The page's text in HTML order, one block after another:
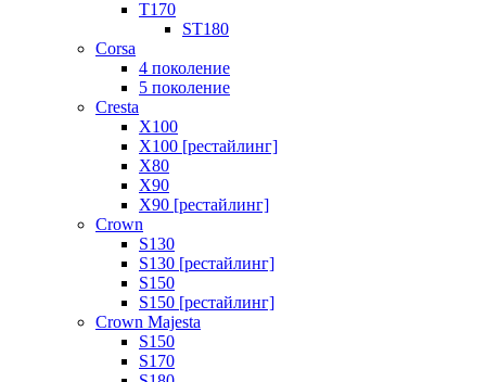
T170
ST180
Corsa
4 поколение
5 поколение
Cresta
X100
X100 [рестайлинг]
X80
X90
X90 [рестайлинг]
Crown
S130
S130 [рестайлинг]
S150
S150 [рестайлинг]
Crown Majesta
S150
S170